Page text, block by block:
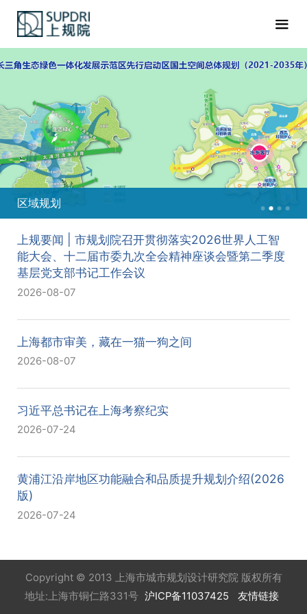
上规要闻 | 市规划院召开贯彻落实2026世界人工智
能大会、十二届市委九次全会精神座谈会暨第二季度
基层党支部书记工作会议
2026-08-07
上海都市审美，藏在一猫一狗之间
2026-08-07
习近平总书记在上海考察纪实
2026-07-24
黄浦江沿岸地区功能融合和品质提升规划介绍(2026
版)
2026-07-24
Copyright © 2013 上海市城市规划设计研究院 版权所有
地址:上海市铜仁路331号 沪ICP备11037425 友情链接